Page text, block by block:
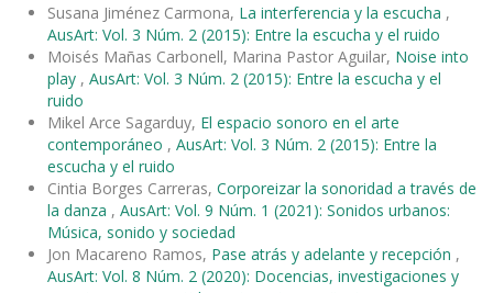
Susana Jiménez Carmona, La interferencia y la escucha ,
AusArt: Vol. 3 Núm. 2 (2015): Entre la escucha y el ruido
Moisés Mañas Carbonell, Marina Pastor Aguilar, Noise into
play , AusArt: Vol. 3 Núm. 2 (2015): Entre la escucha y el
ruido
Mikel Arce Sagarduy, El espacio sonoro en el arte
contemporáneo , AusArt: Vol. 3 Núm. 2 (2015): Entre la
escucha y el ruido
Cintia Borges Carreras, Corporeizar la sonoridad a través de
la danza , AusArt: Vol. 9 Núm. 1 (2021): Sonidos urbanos:
Música, sonido y sociedad
Jon Macareno Ramos, Pase atrás y adelante y recepción ,
AusArt: Vol. 8 Núm. 2 (2020): Docencias, investigaciones y